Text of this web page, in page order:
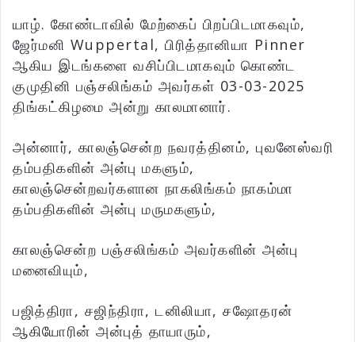
யாழ். கோண்டாவில் மேற்கைப் பிறப்பிடமாகவும்,
ஜேர்மனி Wuppertal, பிரித்தானியா Pinner
ஆகிய இடங்களை வசிப்பிடமாகவும் கொண்ட
குமுதினி பஞ்சலிங்கம் அவர்கள் 03-03-2025
திங்கட்கிழமை அன்று காலமானார்.
அன்னார், காலஞ்சென்ற நவரத்தினம், புவனேஸ்வரி
தம்பதிகளின் அன்பு மகளும்,
காலஞ்சென்றவர்களான நாகலிங்கம் நாகம்மா
தம்பதிகளின் அன்பு மருமகளும்,
காலஞ்சென்ற பஞ்சலிங்கம் அவர்களின் அன்பு
மனைவியும்,
பஜித்திரா, சஜிந்திரா, டனிலியா, சஷோதரன்
ஆகியோரின் அன்புத் தாயாரும்,